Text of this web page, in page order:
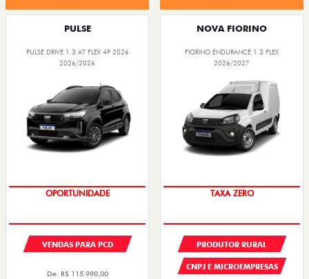
PULSE
PULSE DRIVE 1.3 AT FLEX 4P 2026
2026/2026
OPORTUNIDADE
VENDAS PARA PCD
De: R$ 115.990,00
NOVA FIORINO
FIORINO ENDURANCE 1.3 FLEX
2026/2027
TAXA ZERO
PRODUTOR RURAL
CNPJ E MICROEMPRESAS